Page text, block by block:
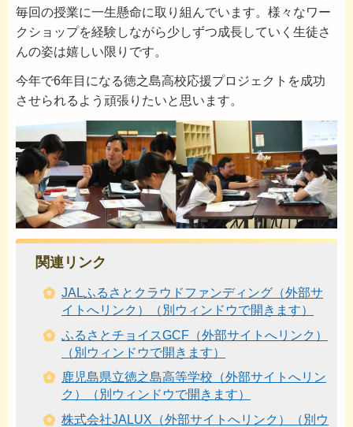
毎回の授業に一生懸命に取り組んでいます。様々なワー
クショップを経験しながら少しずつ成長していく生徒さ
んの姿は嬉しい限りです。
今年で6年目になる徳之島高校応援プロジェクトを成功
させられるよう頑張りたいと思います。
関連リンク
JALふるさとクラウドファンディング（外部サ
イトへリンク）（別ウィンドウで開きます）
ふるさとチョイスGCF（外部サイトへリンク）
（別ウィンドウで開きます）
鹿児島県立徳之島高等学校（外部サイトへリン
ク）（別ウィンドウで開きます）
株式会社JALUX（外部サイトへリンク）（別ウ